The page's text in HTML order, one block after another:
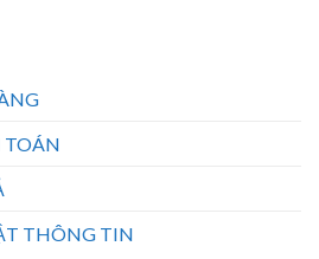
TOÁN
THÔNG TIN